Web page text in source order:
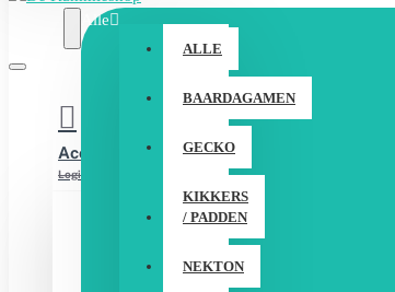
Alle
ALLE
BAARDAGAMEN
GECKO
KIKKERS
/ PADDEN
NEKTON
Account
Login / Registreer